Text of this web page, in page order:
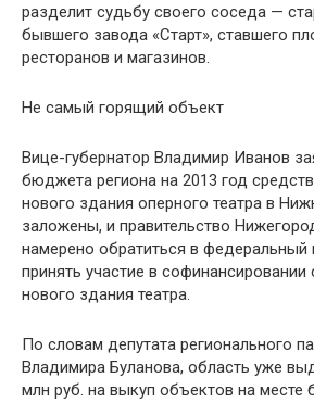
разделит судьбу своего соседа —
бывшего завода «Старт», ставшего
ресторанов и магазинов.
Не самый горящий объект
Вице-губернатор Владимир Иванов
бюджета региона на 2013 год
нового здания оперного театра в
заложены, и правительство
намерено обратиться в федеральный
принять участие в софинансировании
нового здания театра.
По словам депутата регионального
Владимира Буланова, область уже
млн руб. на выкуп объектов на месте